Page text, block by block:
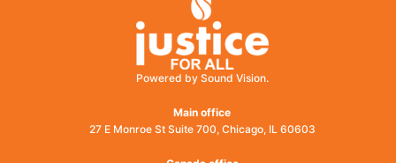
Powered by Sound Vision.
Main office
27 E Monroe St Suite 700, Chicago, IL 60603